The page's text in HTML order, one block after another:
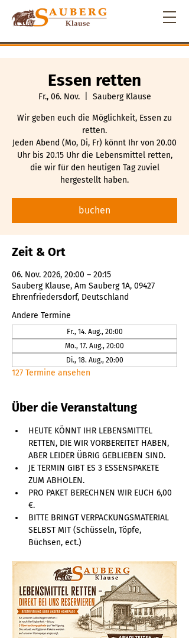
Essen retten
Fr., 06. Nov.
  |
Sauberg Klause
Wir geben euch die Möglichkeit, Essen zu
retten.
Jeden Abend (Mo, Di, Fr) könnt Ihr von 20.00
Uhr bis 20.15 Uhr die Lebensmittel retten,
die wir für den heutigen Tag zuviel
hergestellt haben.
buchen
Zeit & Ort
06. Nov. 2026, 20:00 – 20:15
Sauberg Klause, Am Sauberg 1A, 09427
Ehrenfriedersdorf, Deutschland
Andere Termine
Fr., 14. Aug., 20:00
Mo., 17. Aug., 20:00
Di., 18. Aug., 20:00
127 Termine ansehen
Über die Veranstaltung
HEUTE KÖNNT IHR LEBENSMITTEL
RETTEN, DIE WIR VORBEREITET HABEN,
ABER LEIDER ÜBRIG GEBLIEBEN SIND.
JE TERMIN GIBT ES 3 ESSENSPAKETE
ZUM ABHOLEN.
PRO PAKET BERECHNEN WIR EUCH 6,00
€.
BITTE BRINGT VERPACKUNGSMATERIAL
SELBST MIT (Schüsseln, Töpfe,
Büchsen, ect.)